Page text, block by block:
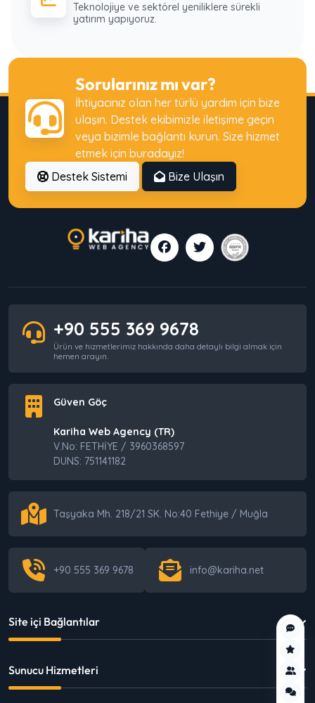
Teknolojiye ve sektörel yeniliklere sürekli
yatırım yapıyoruz.
Sorularınız mı var?
İhtiyacınız olan her türlü yardım için bize
ulaşın. Destek ekibimizle iletişime geçin
veya bizimle bağlantı kurun. Size hizmet
etmek için buradayız!
Destek Sistemi
Bize Ulaşın
+90 555 369 9678
Ürün ve hizmetlerimiz hakkında daha detaylı bilgi almak için
hemen arayın.
Güven Göç
Kariha Web Agency (TR)
V.No: FETHİYE / 3960368597
DUNS: 751141182
Taşyaka Mh. 218/21 SK. No:40 Fethiye / Muğla
+90 555 369 9678 info@kariha.net
Site içi Bağlantılar
Sunucu Hizmetleri